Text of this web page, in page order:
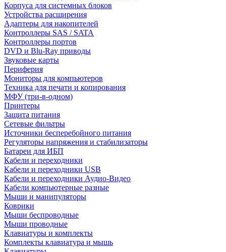
Корпуса для системных блоков
Устройства расширения
Адаптеры для накопителей
Контроллеры SAS / SATA
Контроллеры портов
DVD и Blu-Ray приводы
Звуковые карты
Периферия
Мониторы для компьютеров
Техника для печати и копирования
МФУ (три-в-одном)
Принтеры
Защита питания
Сетевые фильтры
Источники бесперебойного питания
Регуляторы напряжения и стабилизаторы
Батареи для ИБП
Кабели и переходники
Кабели и переходники USB
Кабели и переходники Аудио-Видео
Кабели компьютерные разные
Мыши и манипуляторы
Коврики
Мыши беспроводные
Мыши проводные
Клавиатуры и комплекты
Комплекты клавиатура и мышь